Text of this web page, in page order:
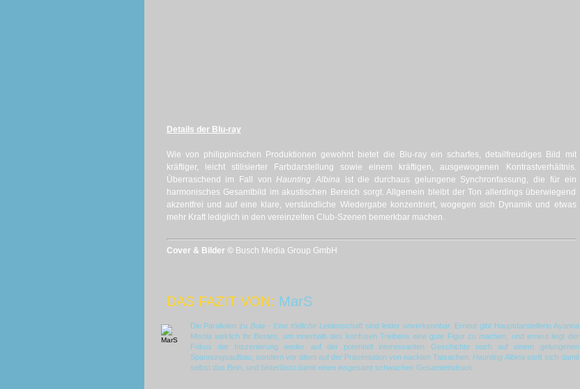
Details der Blu-ray
Wie von philippinischen Produktionen gewohnt bietet die Blu-ray ein scharfes, detailfreudiges Bild mit
kräftiger, leicht stilisierter Farbdarstellung sowie einem kräftigen, ausgewogenen Kontrastverhältnis.
Überraschend im Fall vonHaunting Albina ist die durchaus gelungene Synchronfassung, die für ein
harmonisches Gesamtbild im akustischen Bereich sorgt. Allgemein bleibt der Ton allerdings überwiegend
akzentfrei und auf eine klare, verständliche Wiedergabe konzentriert, wogegen sich Dynamik und etwas
mehr Kraft lediglich in den vereinzelten Club-Szenen bemerkbar machen.
Cover & Bilder © Busch Media Group GmbH
DAS FAZIT VON: MarS
Die Parallelen zuBula - Eine tödliche Leidenschaft sind leider unverkennbar. Erneut gibt Hauptdarstellerin Ayanna
Misola wirklich ihr Bestes, um innerhalb des konfusen Treibens eine gute Figur zu machen, und erneut liegt der
Fokus der Inszenierung weder auf der potentiell interessanten Geschichte noch auf einem gelungenen
Spannungsaufbau, sondern vor allem auf der Präsentation von nackten Tatsachen.Haunting Albina stellt sich damit
selbst das Bein, und hinterlässt damit einen insgesamt schwachen Gesamteindruck.